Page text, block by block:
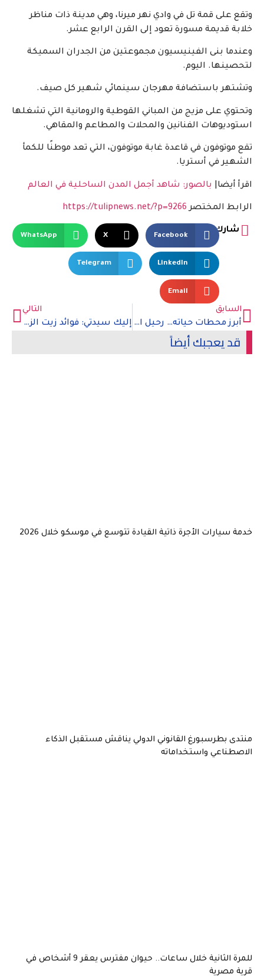
وتقع على قمة تل في وادي نهر ميرنا، وهي مدينة ذات مناظر
خلابة قديمة مسورة تعود إلى القرن الرابع عشر.
وعندما بنى الفينيسيون مجموعتين من الجدران السميكة
لتحصينها. اليوم.
وتشتهر باستضافة مهرجان سينمائي شهير كل صيف.
وتحتوي على مزيج من المباني القوطية والرومانية التي تشغلها
استوديوهات الفنانين والمحلات والمطاعم والمقاهي.
تقع موتوفون في قاعدة غابة موتوفون، التي تعد موطنًا للكمأ
الشهير في أستريا.
اقرأ أيضا| بالصور: شاهد أجمل المدن الساحلية في العالم
الرابط المختصرhttps://tulipnews.net/?p=9266
شارك
Facebook
X
WhatsApp
LinkedIn
Telegram
Email
السابق
أبرز محطات حياته… رحيل الفنان المصري الكبير محمود ياسين
التالي
إليك سيدتي: فوائد زيت الزيتون المذهلة
قد يعجبك أيضاً
خدمة سيارات الأجرة ذاتية القيادة تتوسع في موسكو خلال 2026
منتدى بطرسبورغ القانوني الدولي يناقش مستقبل الذكاء
الاصطناعي واستخداماته
للمرة الثانية خلال ساعات.. حيوان مفترس يعقر 9 أشخاص في
قرية مصرية